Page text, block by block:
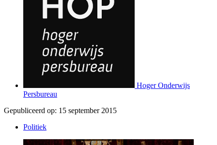
Hoger Onderwijs
Persbureau
Gepubliceerd op: 15 september 2015
Politiek